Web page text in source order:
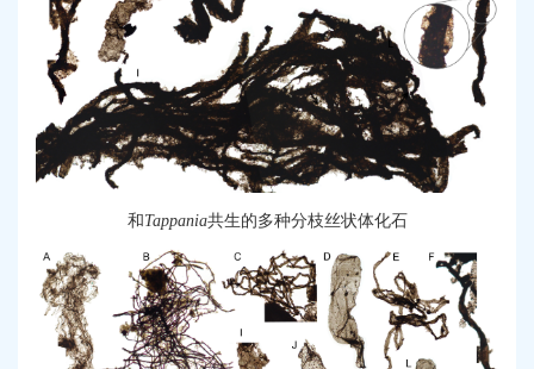
和 Tappania共生的多种分枝丝状体化石